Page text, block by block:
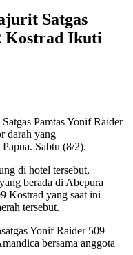
Satgas
Kostrad Ikuti
Pamtas Yonif Raider
darah yang
Sabtu (8/2).
di hotel tersebut,
berada di Abepura
Kostrad yang saat ini
tersebut.
Yonif Raider 509
bersama anggota